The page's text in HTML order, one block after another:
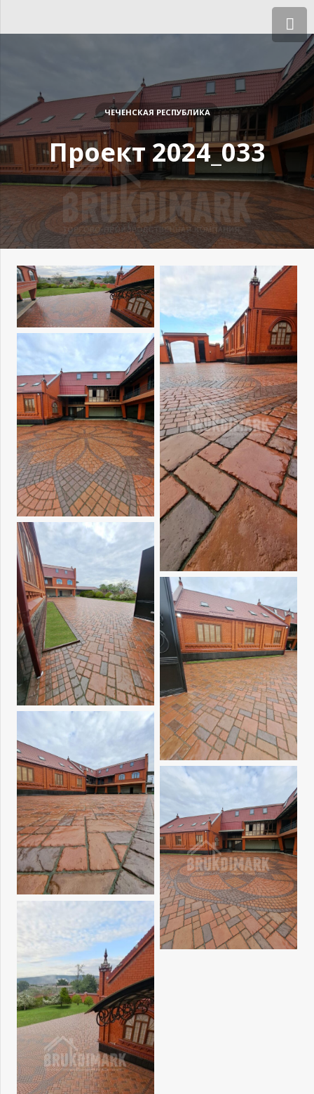
Проект 2024_033
ЧЕЧЕНСКАЯ РЕСПУБЛИКА